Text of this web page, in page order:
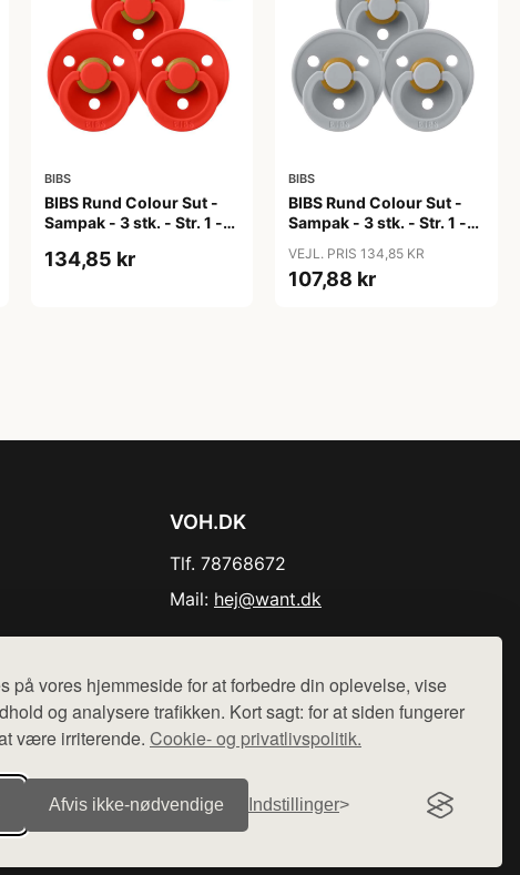
på vores hjemmeside for at forbedre din oplevelse, vise
og analysere trafikken. Kort sagt: for at siden fungerer
være irriterende. Cookie- og privatlivspolitik.
Afvis ikke‑nødvendige Indstillinger
BIBS
BIBS Rund Colour Sut -
Sampak - 3 stk. - Str. 1 -
134,85 kr
BIBS
BIBS Rund Colour Sut -
Sampak - 3 stk. - Str. 1 -
VEJL. PRIS 134,85 KR
107,88 kr
VOH.DK
Tlf. 78768672
Mail: hej@want.dk
Der sælges ikke varer fra denne side - vi henviser til de shops,